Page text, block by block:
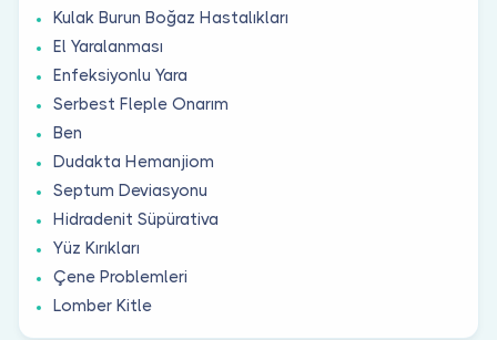
Kulak Burun Boğaz Hastalıkları
El Yaralanması
Enfeksiyonlu Yara
Serbest Fleple Onarım
Ben
Dudakta Hemanjiom
Septum Deviasyonu
Hidradenit Süpürativa
Yüz Kırıkları
Çene Problemleri
Lomber Kitle